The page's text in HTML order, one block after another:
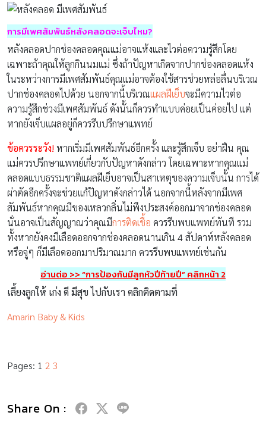
การมีเพศสัมพันธ์หลังคลอดจะเจ็บไหม?
หลังคลอดปากช่องคลอดคุณแม่อาจแห้งและไวต่อความรู้สึกโดย
เฉพาะถ้าคุณให้ลูกกินนมแม่ ซึ่งถ้าปัญหาเกิดจากปากช่องคลอดแห้ง
ในระหว่างการมีเพศสัมพันธ์คุณแม่อาจต้องใช้สารช่วยหล่อลื่นบริเวณ
ปากช่องคลอดไปด้วย นอกจากนี้บริเวณแผลฝีเย็บจะมีความไวต่อ
ความรู้สึกช่วงมีเพศสัมพันธ์ ดังนั้นก็ควรทำแบบค่อยเป็นค่อยไป แต่
หากยังเจ็บแผลอยู่ก็ควรรีบปรึกษาแพทย์
ข้อควรระวัง! หากเริ่มมีเพศสัมพันธ์อีกครั้ง และรู้สึกเจ็บ อย่าฝืน คุณ
แม่ควรปรึกษาแพทย์เกี่ยวกับปัญหาดังกล่าว โดยเฉพาะหากคุณแม่
คลอดแบบธรรมชาติแผลฝีเย็บอาจเป็นสาเหตุของความเจ็บนั้น การได้
ผ่าตัดอีกครั้งจะช่วยแก้ปัญหาดังกล่าวได้ นอกจากนี้หลังจากมีเพศ
สัมพันธ์หากคุณมีของเหลวกลิ่นไม่พึงประสงค์ออกมาจากช่องคลอด
นั่นอาจเป็นสัญญาณว่าคุณมีการติดเชื้อ ควรรีบพบแพทย์ทันที รวม
ทั้งหากยังคงมีเลือดออกจากช่องคลอดนานเกิน 4 สัปดาห์หลังคลอด
หรือจู่ๆ ก็มีเลือดออกมาปริมาณมาก ควรรีบพบแพทย์เช่นกัน
อ่านต่อ >> “การป้องกันมีลูกหัวปีท้ายปี” คลิกหน้า 2
เลี้ยงลูกให้ เก่ง ดี มีสุข ไปกับเรา คลิกติดตามที่
Amarin Baby & Kids
Pages: 1 2 3
Share On :